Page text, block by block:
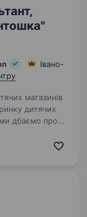
Івано-
дитячих
ми дбаємо про